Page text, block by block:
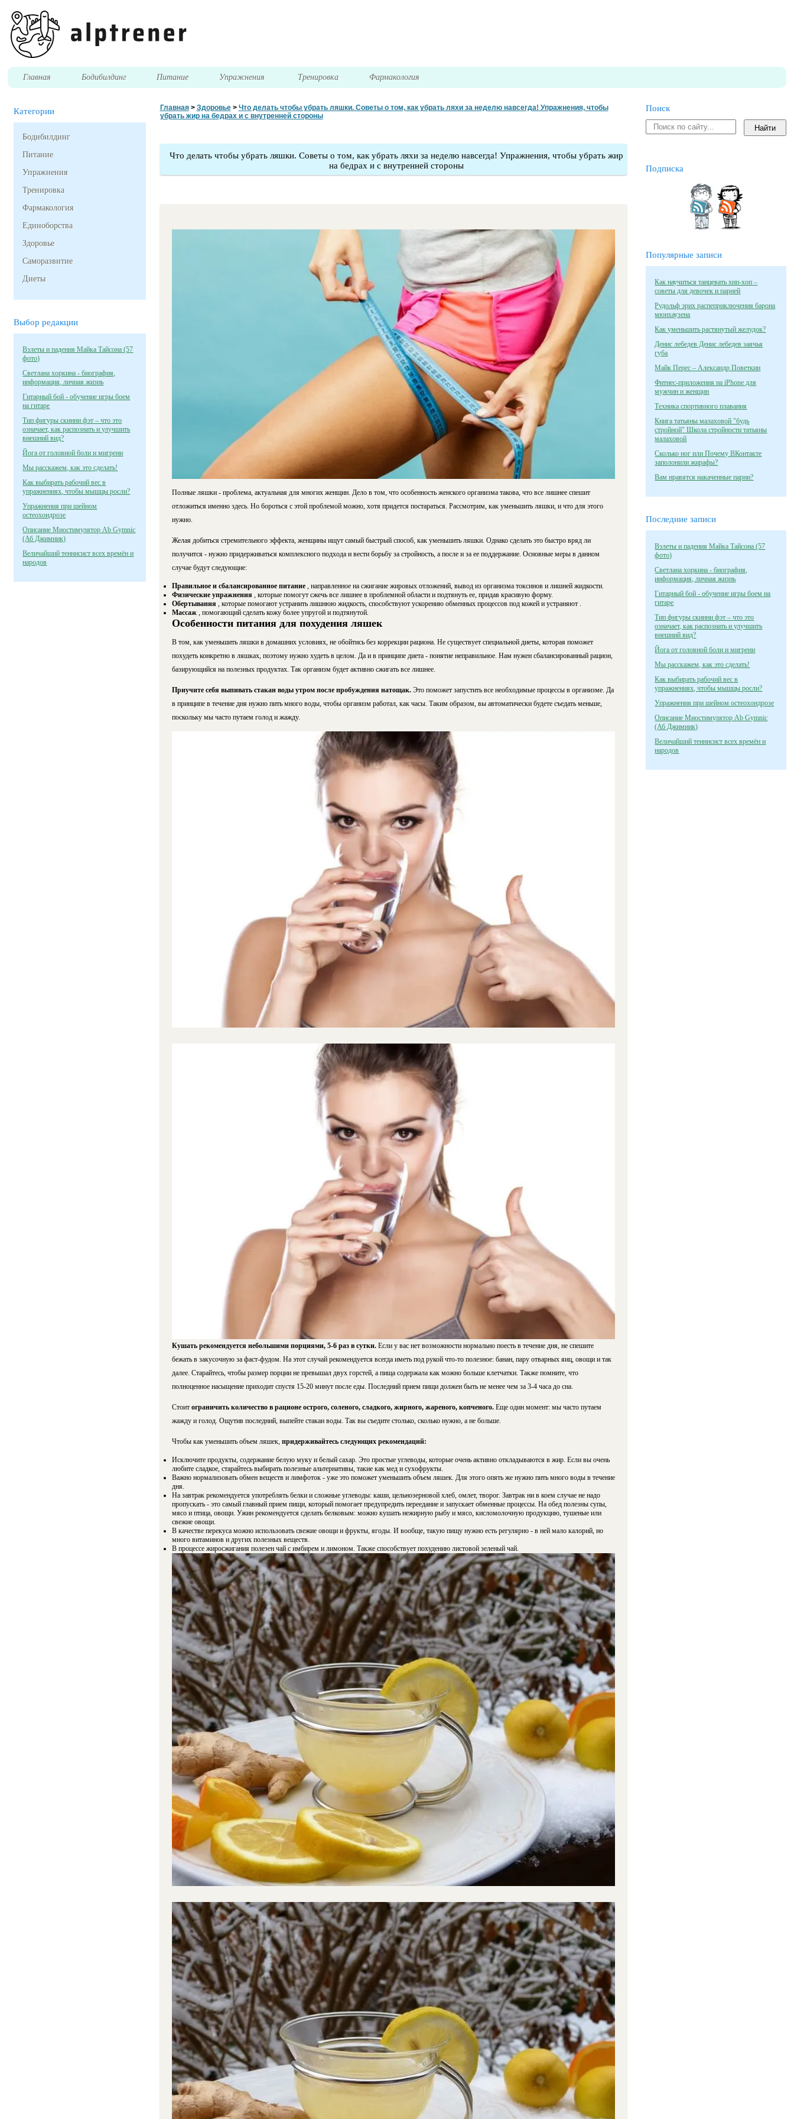
Главная Бодибилдинг Питание Упражнения Тренировка Фармакология
Категории
Бодибилдинг
Питание
Упражнения
Тренировка
Фармакология
Единоборства
Здоровье
Саморазвитие
Диеты
Выбор редакции
Взлеты и падения Майка Тайсона (57
фото)
Светлана хоркина - биография,
информация, личная жизнь
Гитарный бой - обучение игры боем
на гитаре
Тип фигуры скинни фэт – что это
означает, как распознать и улучшить
внешний вид?
Йога от головной боли и мигрени
Мы расскажем, как это сделать!
Как выбирать рабочий вес в
упражнениях, чтобы мышцы росли?
Упражнения при шейном
остеохондрозе
Описание Миостимулятор Ab Gymnic
(Аб Джимник)
Величайший теннисист всех времён и
народов
Главная> Здоровье> Что делать чтобы убрать ляшки. Советы о том, как убрать ляхи за неделю навсегда! Упражнения, чтобы
убрать жир на бедрах и с внутренней стороны
Что делать чтобы убрать ляшки. Советы о том, как убрать ляхи за неделю навсегда! Упражнения, чтобы убрать жир
на бедрах и с внутренней стороны
Полные ляшки - проблема, актуальная для многих женщин. Дело в том, что особенность женского организма такова, что все лишнее спешит
отложиться именно здесь. Но бороться с этой проблемой можно, хотя придется постараться. Рассмотрим, как уменьшить ляшки, и что для этого
нужно.
Желая добиться стремительного эффекта, женщины ищут самый быстрый способ, как уменьшить ляшки. Однако сделать это быстро вряд ли
получится - нужно придерживаться комплексного подхода и вести борьбу за стройность, а после и за ее поддержание. Основные меры в данном
случае будут следующие:
Правильное и сбалансированное питание , направленное на сжигание жировых отложений, вывод из организма токсинов и лишней жидкости.
Физические упражнения , которые помогут сжечь все лишнее в проблемной области и подтянуть ее, придав красивую форму.
Обертывания , которые помогают устранить лишнюю жидкость, способствуют ускорению обменных процессов под кожей и устраняют .
Массаж , помогающий сделать кожу более упругой и подтянутой.
Особенности питания для похудения ляшек
В том, как уменьшить ляшки в домашних условиях, не обойтись без коррекции рациона. Не существует специальной диеты, которая поможет
похудеть конкретно в ляшках, поэтому нужно худеть в целом. Да и в принципе диета - понятие неправильное. Нам нужен сбалансированный рацион,
базирующийся на полезных продуктах. Так организм будет активно сжигать все лишнее.
Приучите себя выпивать стакан воды утром после пробуждения натощак. Это поможет запустить все необходимые процессы в организме. Да
в принципе в течение дня нужно пить много воды, чтобы организм работал, как часы. Таким образом, вы автоматически будете съедать меньше,
поскольку мы часто путаем голод и жажду.
Кушать рекомендуется небольшими порциями, 5-6 раз в сутки. Если у вас нет возможности нормально поесть в течение дня, не спешите
бежать в закусочную за фаст-фудом. На этот случай рекомендуется всегда иметь под рукой что-то полезное: банан, пару отварных яиц, овощи и так
далее. Старайтесь, чтобы размер порции не превышал двух горстей, а пища содержала как можно больше клетчатки. Также помните, что
полноценное насыщение приходит спустя 15-20 минут после еды. Последний прием пищи должен быть не менее чем за 3-4 часа до сна.
Стоит ограничить количество в рационе острого, соленого, сладкого, жирного, жареного, копченого. Еще один момент: мы часто путаем
жажду и голод. Ощутив последний, выпейте стакан воды. Так вы съедите столько, сколько нужно, а не больше.
Чтобы как уменьшить объем ляшек,придерживайтесь следующих рекомендаций:
Исключите продукты, содержание белую муку и белый сахар. Это простые углеводы, которые очень активно откладываются в жир. Если вы очень
любите сладкое, старайтесь выбирать полезные альтернативы, такие как мед и сухофрукты.
Важно нормализовать обмен веществ и лимфоток - уже это поможет уменьшить объем ляшек. Для этого опять же нужно пить много воды в течение
дня.
На завтрак рекомендуется употреблять белки и сложные углеводы: каши, цельнозерновой хлеб, омлет, творог. Завтрак ни в коем случае не надо
пропускать - это самый главный прием пищи, который помогает предупредить переедание и запускает обменные процессы. На обед полезны супы,
мясо и птица, овощи. Ужин рекомендуется сделать белковым: можно кушать нежирную рыбу и мясо, кисломолочную продукцию, тушеные или
свежие овощи.
В качестве перекуса можно использовать свежие овощи и фрукты, ягоды. И вообще, такую пищу нужно есть регулярно - в ней мало калорий, но
много витаминов и других полезных веществ.
В процессе жиросжигания полезен чай с имбирем и лимоном. Также способствует похудению листовой зеленый чай.
Поиск
Подписка
Популярные записи
Как научиться танцевать хип-хоп –
советы для девочек и парней
Рудольф эрих распеприключения барона
мюнхаузена
Как уменьшить растянутый желудок?
Денис лебедев Денис лебедев заячья
губа
Майк Перес – Александр Поветкин
Фитнес-приложения на iPhone для
мужчин и женщин
Техника спортивного плавания
Книга татьяны малаховой "будь
стройной" Школа стройности татьяны
малаховой
Сколько ног или Почему ВКонтакте
заполонили жирафы?
Вам нравятся накаченные парни?
Последние записи
Взлеты и падения Майка Тайсона (57
фото)
Светлана хоркина - биография,
информация, личная жизнь
Гитарный бой - обучение игры боем на
гитаре
Тип фигуры скинни фэт – что это
означает, как распознать и улучшить
внешний вид?
Йога от головной боли и мигрени
Мы расскажем, как это сделать!
Как выбирать рабочий вес в
упражнениях, чтобы мышцы росли?
Упражнения при шейном остеохондрозе
Описание Миостимулятор Ab Gymnic
(Аб Джимник)
Величайший теннисист всех времён и
народов